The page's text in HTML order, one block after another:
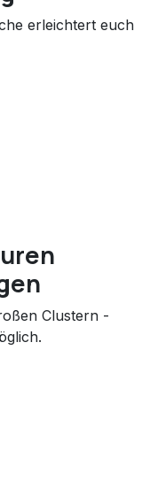
erleichtert euch
Clustern -